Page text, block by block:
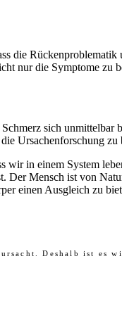
die
nur die Symptome zu
sich unmittelbar
Ursachenforschung zu
wir in einem System
Der Mensch ist von
einen Ausgleich zu
Deshalb ist es